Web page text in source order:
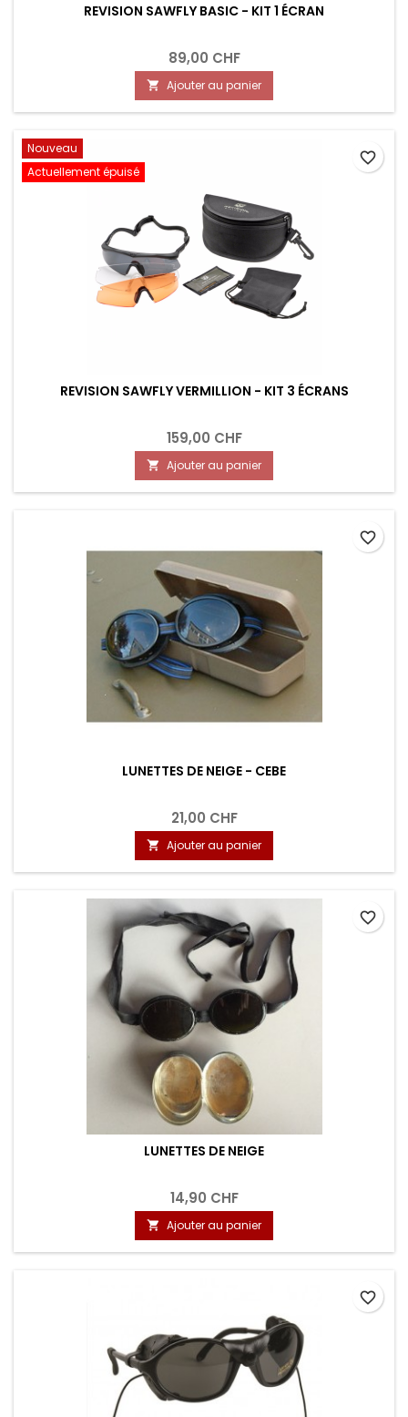
REVISION SAWFLY BASIC - KIT 1 ÉCRAN
89,00 CHF
 Ajouter au panier
Nouveau
Actuellement épuisé
REVISION SAWFLY VERMILLION - KIT 3 ÉCRANS
159,00 CHF
 Ajouter au panier
favorite_border
LUNETTES DE NEIGE - CEBE
21,00 CHF
 Ajouter au panier
favorite_border
LUNETTES DE NEIGE
14,90 CHF
 Ajouter au panier
favorite_border
favorite_border